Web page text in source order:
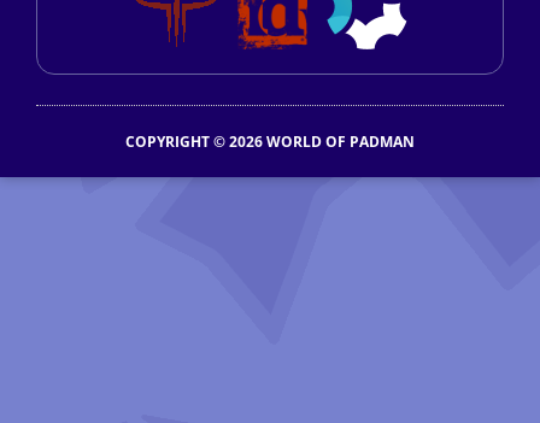
COPYRIGHT © 2026 WORLD OF PADMAN